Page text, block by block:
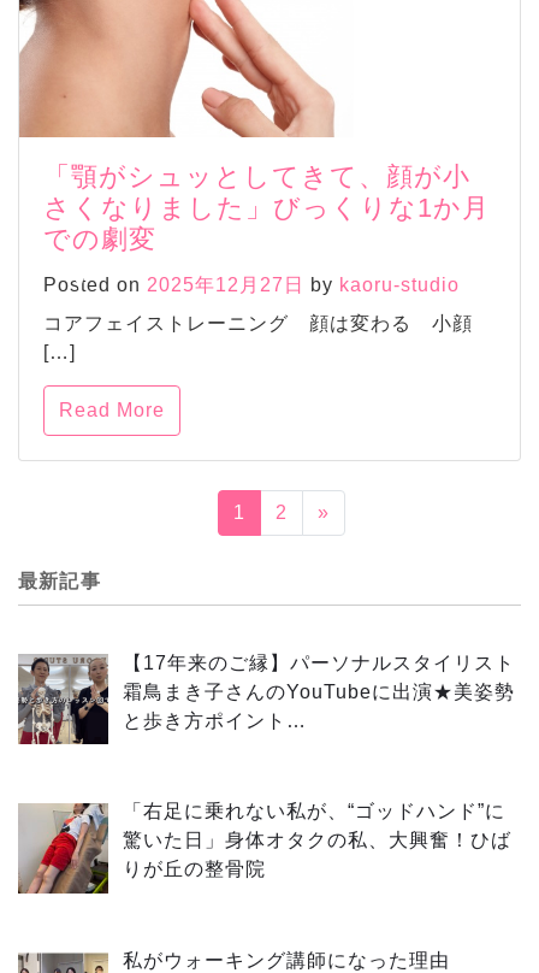
「顎がシュッとしてきて、顔が小
さくなりました」びっくりな1か月
での劇変
Posted on 2025年12月27日 by kaoru-studio
コアフェイストレーニング 顔は変わる 小顔
[…]
Read More
1 2 »
最新記事
【17年来のご縁】パーソナルスタイリスト
霜鳥まき子さんのYouTubeに出演★美姿勢
と歩き方ポイント…
「右足に乗れない私が、“ゴッドハンド”に
驚いた日」身体オタクの私、大興奮！ひば
りが丘の整骨院
私がウォーキング講師になった理由